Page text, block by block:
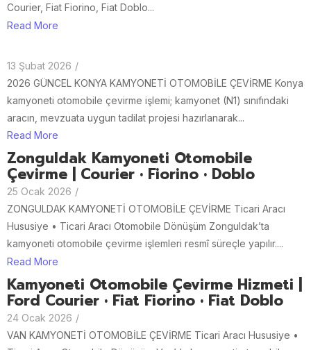
Courier, Fiat Fiorino, Fiat Doblo...
Read More
13 Şubat 2026 /
2026 GÜNCEL KONYA KAMYONETİ OTOMOBİLE ÇEVİRME Konya
kamyoneti otomobile çevirme işlemi; kamyonet (N1) sınıfındaki
aracın, mevzuata uygun tadilat projesi hazırlanarak...
Read More
Zonguldak Kamyoneti Otomobile
Çevirme | Courier • Fiorino • Doblo
25 Ocak 2026 /
ZONGULDAK KAMYONETİ OTOMOBİLE ÇEVİRME Ticari Aracı
Hususiye • Ticari Aracı Otomobile Dönüşüm Zonguldak’ta
kamyoneti otomobile çevirme işlemleri resmî süreçle yapılır....
Read More
Kamyoneti Otomobile Çevirme Hizmeti |
Ford Courier • Fiat Fiorino • Fiat Doblo
24 Ocak 2026 /
VAN KAMYONETİ OTOMOBİLE ÇEVİRME Ticari Aracı Hususiye •